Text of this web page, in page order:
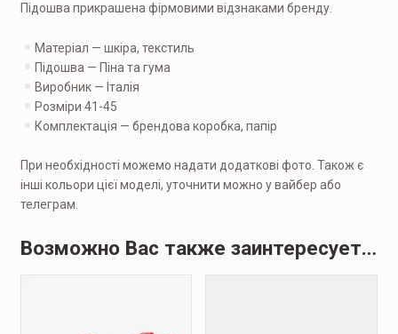
Підошва прикрашена фірмовими відзнаками бренду.
Матеріал — шкіра, текстиль
Підошва — Піна та гума
Виробник — Італія
Розміри 41-45
Комплектація — брендова коробка, папір
При необхідності можемо надати додаткові фото. Також є
інші кольори цієї моделі, уточнити можно у вайбер або
телеграм.
Возможно Вас также заинтересует…